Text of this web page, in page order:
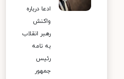
ادعا درباره
واکنش
رهبر انقلاب
به نامه
رئیس
جمهور